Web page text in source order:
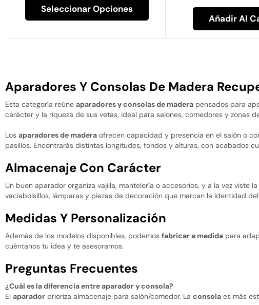
Seleccionar Opciones
Añadir Al
Aparadores Y Consolas De Madera
Esta categoría reúne aparadores y consolas de madera pensados para
carácter y la riqueza de sus vetas, ideal para salones, comedores y zonas
Los aparadores de madera ofrecen capacidad y presencia en el salón o
pasillos. Encontrarás distintas longitudes, fondos y alturas, con acabados
Almacenaje Con Carácter
Un buen aparador organiza vajilla, mantelería o accesorios, y a la vez
vaciabolsillos, lámparas y piezas de decoración que marcan la identidad del
Medidas Y Personalización
Además de los modelos disponibles, podemos fabricar a medida para
cuéntanos tu idea y te asesoramos.
Preguntas Frecuentes
¿Cuál es la diferencia entre aparador y consola?
El aparador prioriza almacenaje para salón/comedor. La consola es más